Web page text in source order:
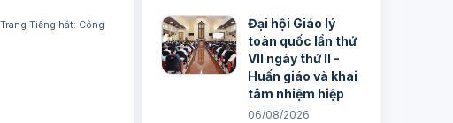
Tiếng hát: Công
Đại hội Giáo lý
toàn quốc lần thứ
VII ngày thứ II -
Huấn giáo và khai
tâm nhiệm hiệp
06/08/2026